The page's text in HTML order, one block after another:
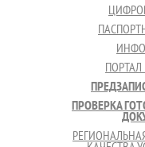
ПОРТАЛ
ПРОВЕРКА